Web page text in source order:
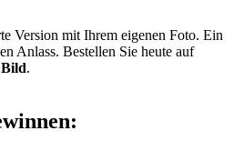
Version mit Ihrem eigenen Foto. Ein
Anlass. Bestellen Sie heute auf
.